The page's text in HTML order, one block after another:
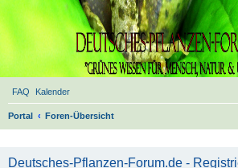
FAQ Kalender
Portal Foren-Übersicht
Deutsches-Pflanzen-Forum.de -